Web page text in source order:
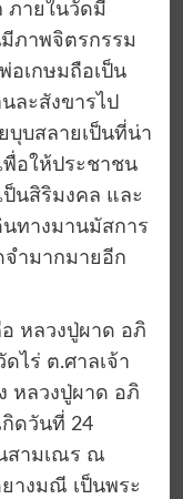
ภายในวัดมี
ภาพจิตรกรรม
อเกษมถือเป็น
ละสังขารไป
บุบสลายเป็นที่น่า
พื่อให้ประชาชน
ป็นสิริมงคล และ
ทางมานมัสการ
ำมากมายอีก
หลวงปู่ผาด อภิ
ไร่ ต.ศาลเจ้า
หลวงปู่ผาด อภิ
ดวันที่ 24
สามเณร ณ
างมณี เป็นพระ